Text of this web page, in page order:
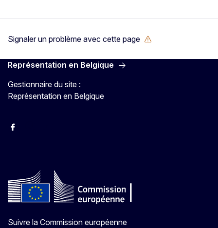
Signaler un problème avec cette page
Représentation en Belgique
Gestionnaire du site :
Représentation en Belgique
Facebook
Suivre la Commission européenne